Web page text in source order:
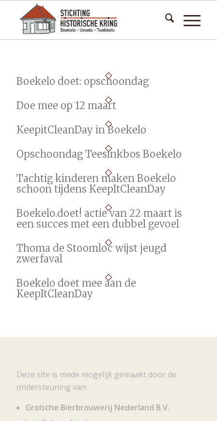
Boekelo doet: opschoondag
Doe mee op 12 maart
KeepitCleanDay in Boekelo
Opschoondag Teesinkbos Boekelo
Tachtig kinderen maken Boekelo
schoon tijdens KeepItCleanDay
Boekelo.doet! actie van 22 maart is
een succes met een dubbel gevoel
Thoma de Stoomloc wijst jeugd
zwerfaval
Boekelo doet mee aan de
KeepItCleanDay
Deze site is mede mogelijk gemaakt door de
ondersteuning van:
Grolsche Bierbrouwerij Nederland B.V.